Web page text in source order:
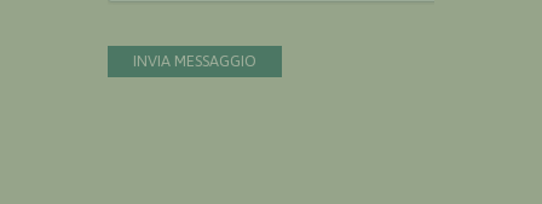
INVIA MESSAGGIO